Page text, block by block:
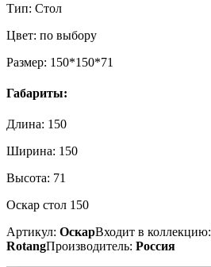
Тип: Стол
Цвет: по выбору
Размер: 150*150*71
Габариты:
Длина: 150
Ширина: 150
Высота: 71
Оскар стол 150
Артикул: ОскарВходит в коллекцию:
RotangПроизводитель: Россия